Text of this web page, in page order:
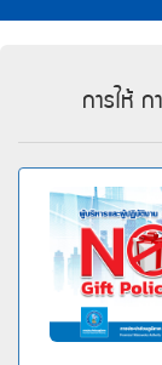
ส่วน
ภูมิภาค)
ข้าม
to
หน้า
ค้นหา
ข้อมูล
ใน
เว็บไซต์
(Search)
ค่า
ประปา
ส่วน
ภูมิภาค
ค่า
ประปา
ส่วน
ภูมิภาค
Menu
การให้